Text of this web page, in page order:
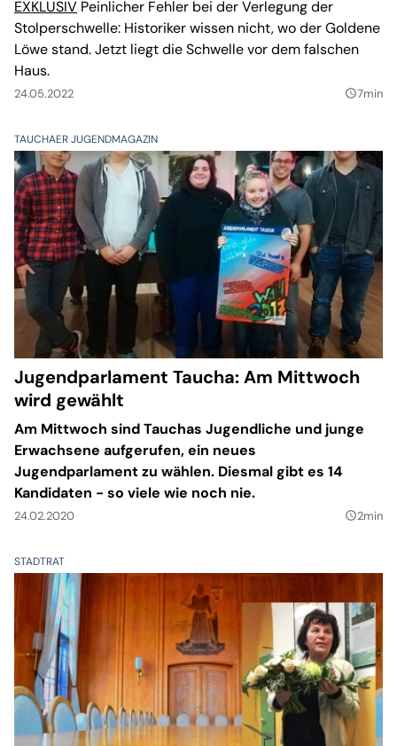
EXKLUSIV Peinlicher Fehler bei der Verlegung der
Stolperschwelle: Historiker wissen nicht, wo der Goldene
Löwe stand. Jetzt liegt die Schwelle vor dem falschen
Haus.
24.05.2022 query_builder7min
TAUCHAER JUGENDMAGAZIN
Jugendparlament Taucha: Am Mittwoch
wird gewählt
Am Mittwoch sind Tauchas Jugendliche und junge
Erwachsene aufgerufen, ein neues
Jugendparlament zu wählen. Diesmal gibt es 14
Kandidaten - so viele wie noch nie.
24.02.2020 query_builder2min
STADTRAT